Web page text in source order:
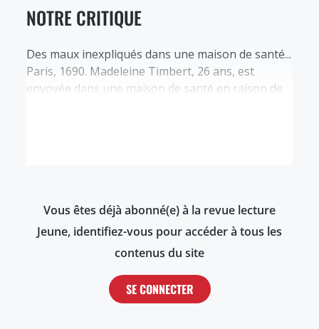
NOTRE CRITIQUE
Des maux inexpliqués dans une maison de santé...
Paris, 1690. Madeleine Timbert, 26 ans, est
envoyée dans une maison de santé en raison de
Vous êtes déjà abonné(e) à la revue lecture
Jeune, identifiez-vous pour accéder à tous les
contenus du site
SE CONNECTER